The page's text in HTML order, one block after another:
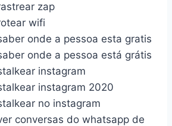
zap
wifi
onde a pessoa esta gratis
onde a pessoa está grátis
instagram
instagram 2020
no instagram
conversas do whatsapp de